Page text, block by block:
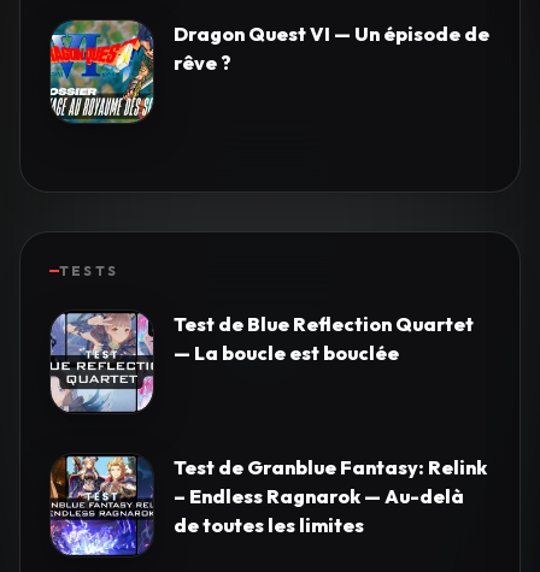
Dragon Quest VI — Un épisode de
rêve ?
TESTS
Test de Blue Reflection Quartet
— La boucle est bouclée
Test de Granblue Fantasy: Relink
– Endless Ragnarok — Au-delà
de toutes les limites